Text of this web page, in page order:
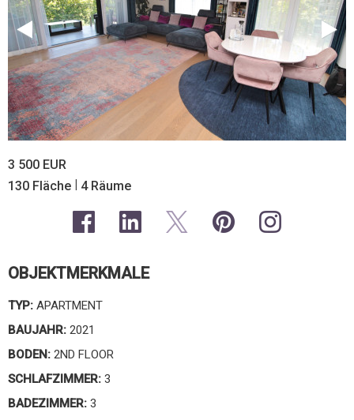
3 500 EUR
130 Fläche | 4 Räume
OBJEKTMERKMALE
TYP: APARTMENT
BAUJAHR: 2021
BODEN: 2ND FLOOR
SCHLAFZIMMER: 3
BADEZIMMER: 3